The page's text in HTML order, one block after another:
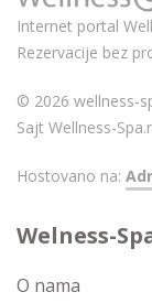
Internet portal
Rezervacije bez
© 2026 wellness-
Sajt Wellness-
Hostovano na:
Welness-
O nama